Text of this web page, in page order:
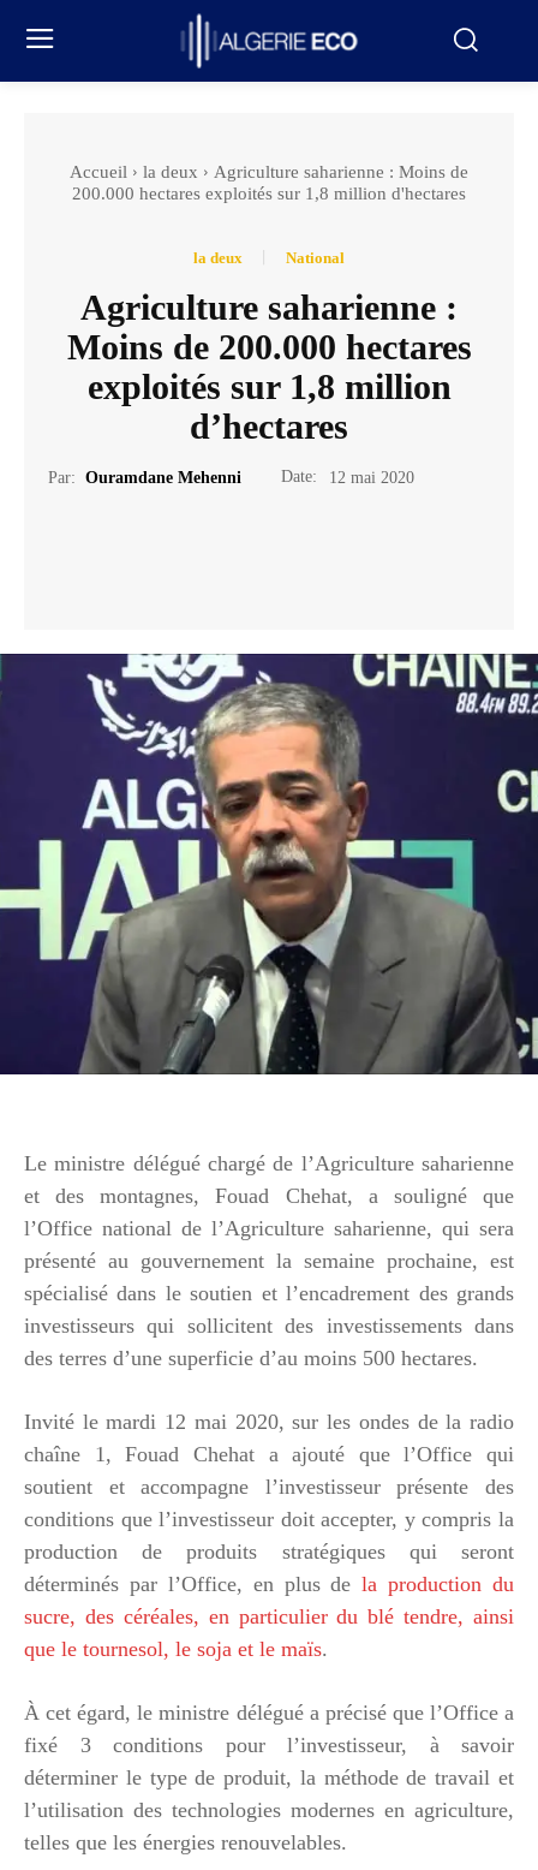
Accueil la deux
Agriculture saharienne : Moins de
200.000 hectares exploités sur 1,8 million d'hectares
la deux National
Agriculture saharienne :
Moins de 200.000 hectares
exploités sur 1,8 million
d’hectares
Par: Ouramdane Mehenni Date: 12 mai 2020
Le ministre délégué chargé de l’Agriculture saharienne
et des montagnes, Fouad Chehat, a souligné que
l’Office national de l’Agriculture saharienne, qui sera
présenté au gouvernement la semaine prochaine, est
spécialisé dans le soutien et l’encadrement des grands
investisseurs qui sollicitent des investissements dans
des terres d’une superficie d’au moins 500 hectares.
Invité le mardi 12 mai 2020, sur les ondes de la radio
chaîne 1, Fouad Chehat a ajouté que l’Office qui
soutient et accompagne l’investisseur présente des
conditions que l’investisseur doit accepter, y compris la
production de produits stratégiques qui seront
déterminés par l’Office, en plus dela production du
sucre, des céréales, en particulier du blé tendre, ainsi
que le tournesol, le soja et le maïs.
À cet égard, le ministre délégué a précisé que l’Office a
fixé 3 conditions pour l’investisseur, à savoir
déterminer le type de produit, la méthode de travail et
l’utilisation des technologies modernes en agriculture,
telles que les énergies renouvelables.